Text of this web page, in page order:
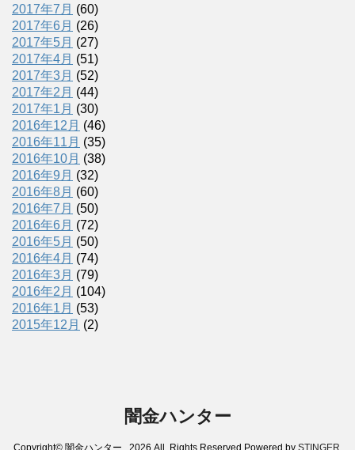
2017年7月 (60)
2017年6月 (26)
2017年5月 (27)
2017年4月 (51)
2017年3月 (52)
2017年2月 (44)
2017年1月 (30)
2016年12月 (46)
2016年11月 (35)
2016年10月 (38)
2016年9月 (32)
2016年8月 (60)
2016年7月 (50)
2016年6月 (72)
2016年5月 (50)
2016年4月 (74)
2016年3月 (79)
2016年2月 (104)
2016年1月 (53)
2015年12月 (2)
闇金ハンター
Copyright© 闇金ハンター , 2026 All Rights Reserved Powered by STINGER